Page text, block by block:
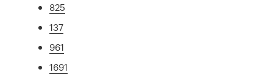
825
137
961
1691